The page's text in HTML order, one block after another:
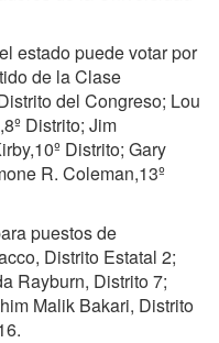
estado puede votar por
de la Clase
del Congreso; Lou
Distrito; Jim
Distrito; Gary
R. Coleman,13º
puestos de
Distrito Estatal 2;
Rayburn, Distrito 7;
Malik Bakari, Distrito